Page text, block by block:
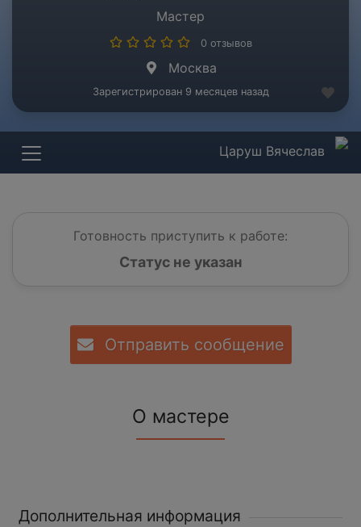
Мастер
0 отзывов
Москва
Зарегистрирован 9 месяцев назад
Царуш Вячеслав
Готовность приступить к работе:
Статус не указан
Отправить сообщение
О мастере
Дополнительная информация